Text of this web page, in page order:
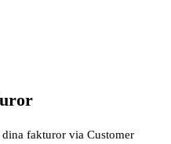
fakturor via Customer